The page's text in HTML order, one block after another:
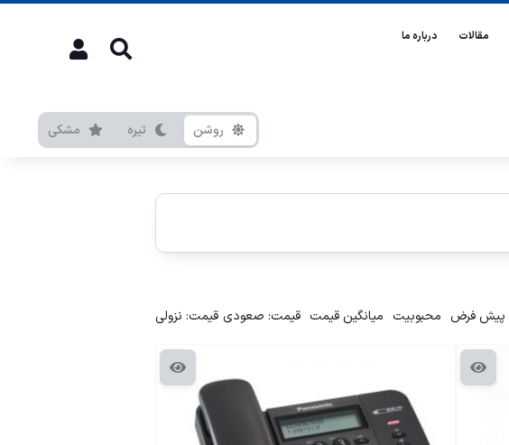
مقالات
درباره ما
روشن تیره مشکی
پیش فرض محبوبیت میانگین قیمت قیمت: صعودی قیمت: نزولی